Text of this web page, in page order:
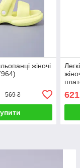
жіночі
569 ₴